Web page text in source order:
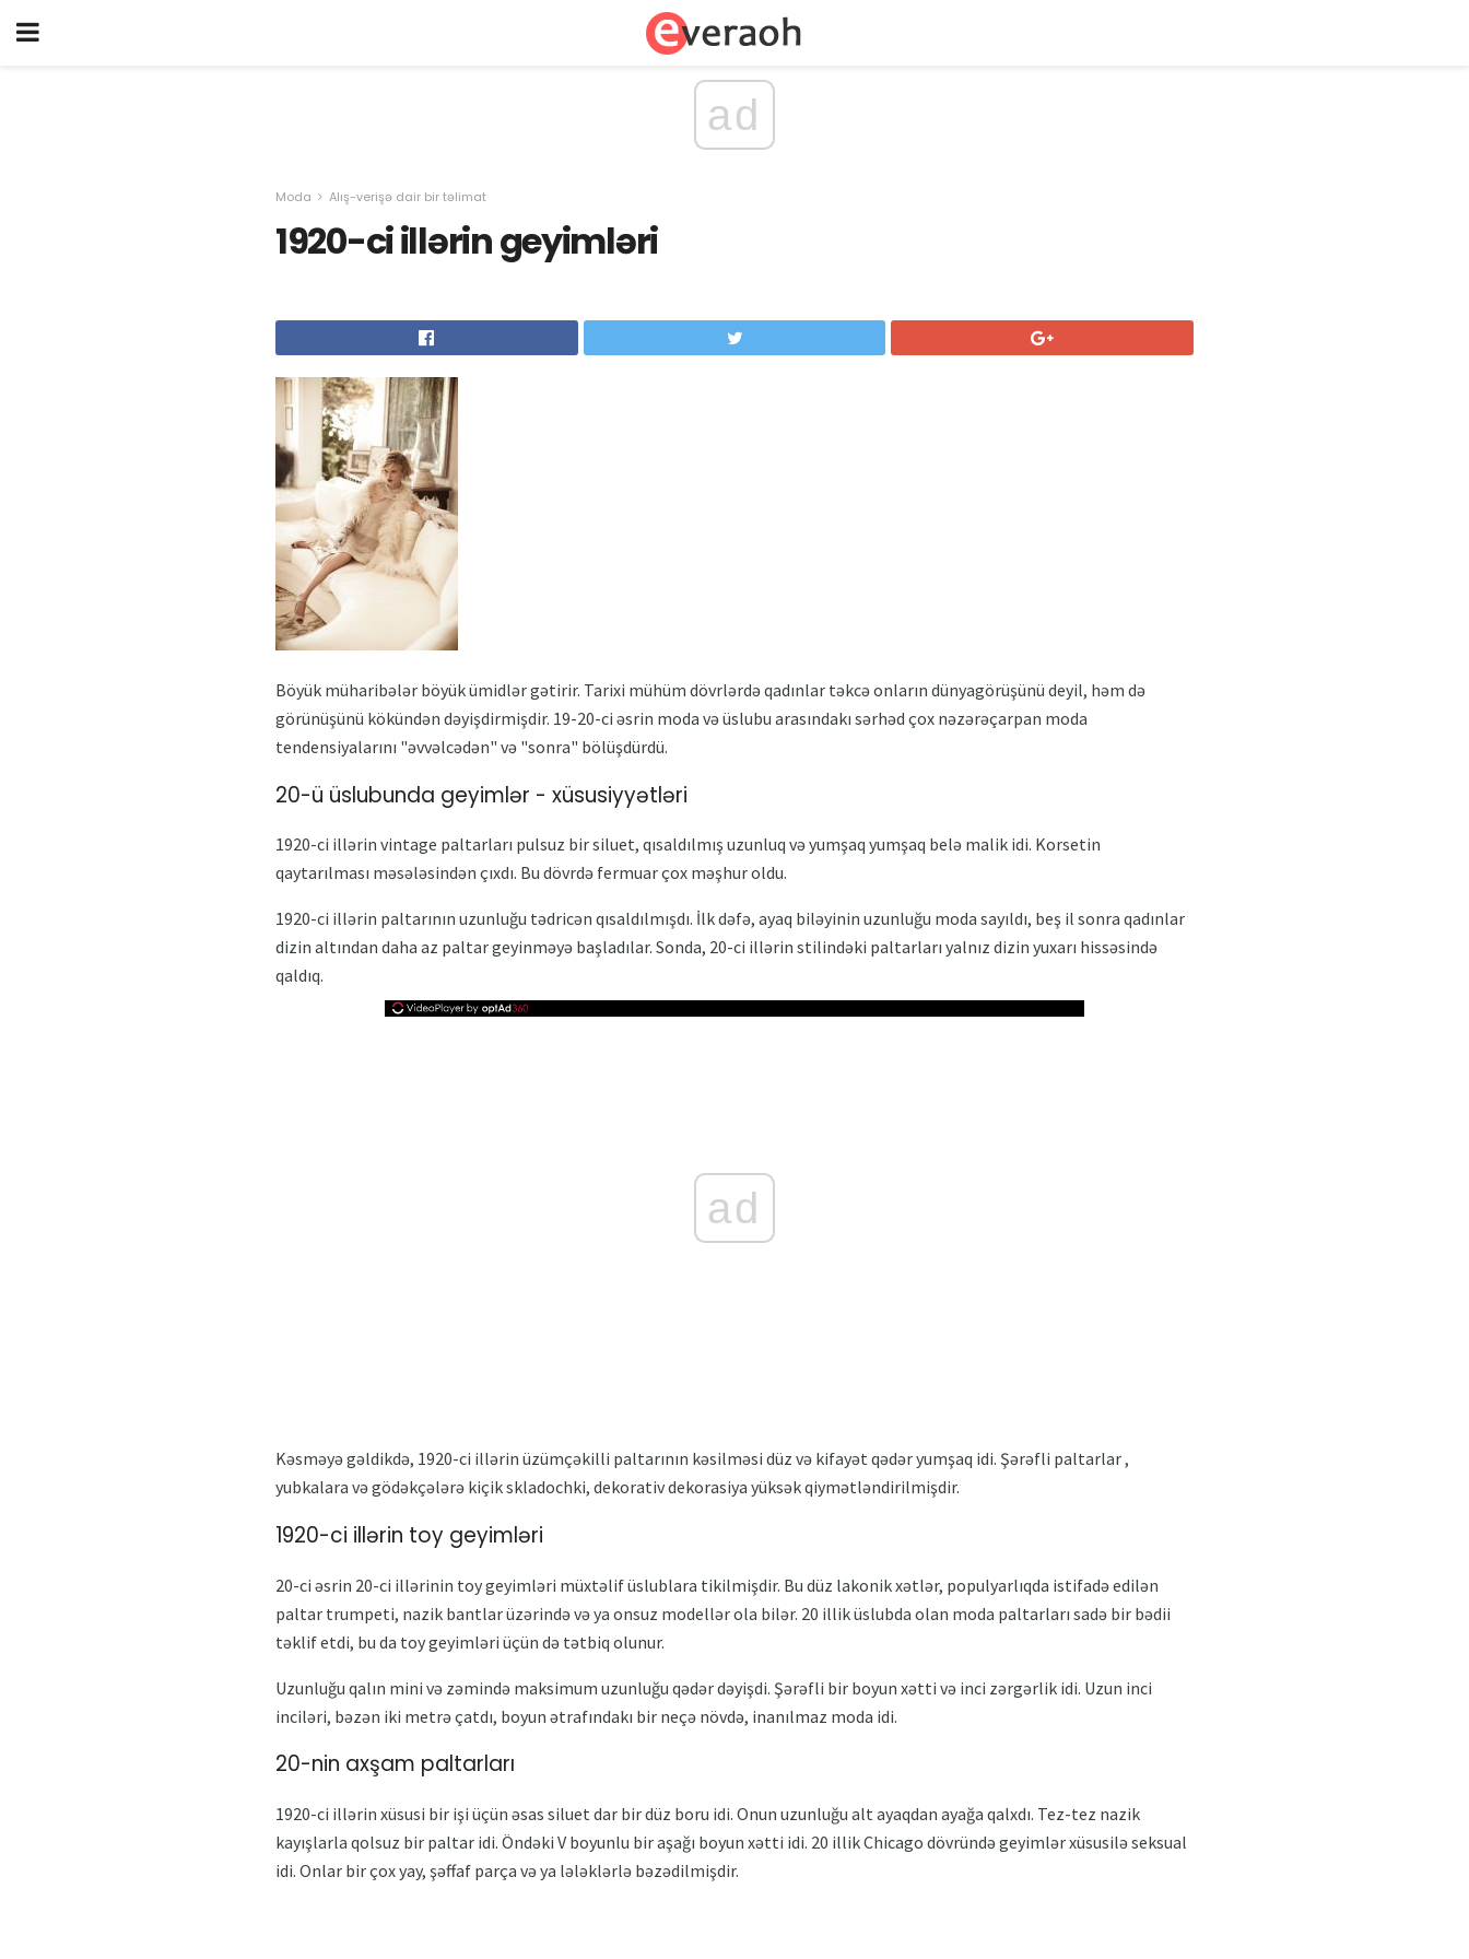
ad
Moda Alış-verişə dair bir təlimat
1920-ci illərin geyimləri
Böyük müharibələr böyük ümidlər gətirir. Tarixi mühüm dövrlərdə qadınlar təkcə onların dünyagörüşünü deyil, həm də
görünüşünü kökündən dəyişdirmişdir. 19-20-ci əsrin moda və üslubu arasındakı sərhəd çox nəzərəçarpan moda
tendensiyalarını "əvvəlcədən" və "sonra" bölüşdürdü.
20-ü üslubunda geyimlər - xüsusiyyətləri
1920-ci illərin vintage paltarları pulsuz bir siluet, qısaldılmış uzunluq və yumşaq yumşaq belə malik idi. Korsetin
qaytarılması məsələsindən çıxdı. Bu dövrdə fermuar çox məşhur oldu.
1920-ci illərin paltarının uzunluğu tədricən qısaldılmışdı. İlk dəfə, ayaq biləyinin uzunluğu moda sayıldı, beş il sonra qadınlar
dizin altından daha az paltar geyinməyə başladılar. Sonda, 20-ci illərin stilindəki paltarları yalnız dizin yuxarı hissəsində
qaldıq.
ad
Kəsməyə gəldikdə, 1920-ci illərin üzümçəkilli paltarının kəsilməsi düz və kifayət qədər yumşaq idi. Şərəfli paltarlar ,
yubkalara və gödəkçələrə kiçik skladochki, dekorativ dekorasiya yüksək qiymətləndirilmişdir.
1920-ci illərin toy geyimləri
20-ci əsrin 20-ci illərinin toy geyimləri müxtəlif üslublara tikilmişdir. Bu düz lakonik xətlər, populyarlıqda istifadə edilən
paltar trumpeti, nazik bantlar üzərində və ya onsuz modellər ola bilər. 20 illik üslubda olan moda paltarları sadə bir bədii
təklif etdi, bu da toy geyimləri üçün də tətbiq olunur.
Uzunluğu qalın mini və zəmində maksimum uzunluğu qədər dəyişdi. Şərəfli bir boyun xətti və inci zərgərlik idi. Uzun inci
inciləri, bəzən iki metrə çatdı, boyun ətrafındakı bir neçə növdə, inanılmaz moda idi.
20-nin axşam paltarları
1920-ci illərin xüsusi bir işi üçün əsas siluet dar bir düz boru idi. Onun uzunluğu alt ayaqdan ayağa qalxdı. Tez-tez nazik
kayışlarla qolsuz bir paltar idi. Öndəki V boyunlu bir aşağı boyun xətti idi. 20 illik Chicago dövründə geyimlər xüsusilə seksual
idi. Onlar bir çox yay, şəffaf parça və ya lələklərlə bəzədilmişdir.